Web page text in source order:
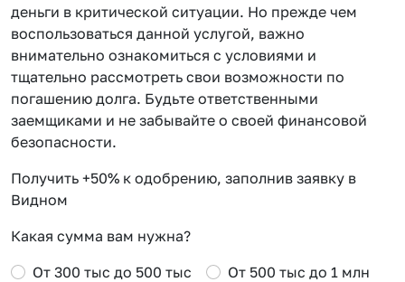
деньги в критической ситуации. Но прежде чем
воспользоваться данной услугой, важно
внимательно ознакомиться с условиями и
тщательно рассмотреть свои возможности по
погашению долга. Будьте ответственными
заемщиками и не забывайте о своей финансовой
безопасности.
Получить +50% к одобрению, заполнив заявку в
Видном
Какая сумма вам нужна?
От 300 тыс до 500 тыс
От 500 тыс до 1 млн